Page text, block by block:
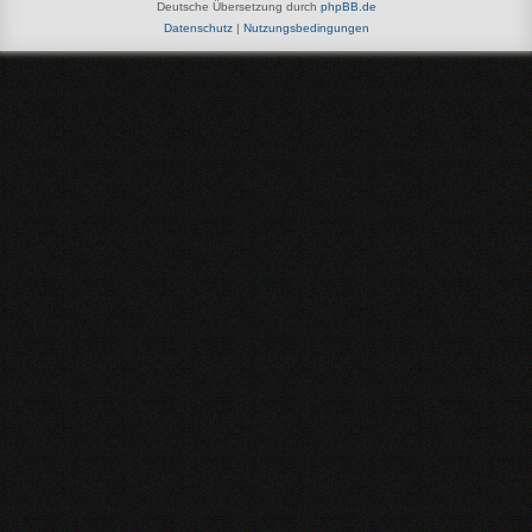
Deutsche Übersetzung durch phpBB.de
Datenschutz| Nutzungsbedingungen